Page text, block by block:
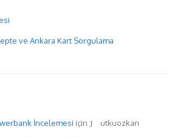
ve Ankara Kart Sorgulama
İncelemesi için utkuozkan